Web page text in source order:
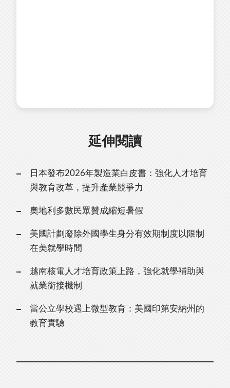
延伸閱讀
日本發布2026年製造業白皮書：強化人才培育
與教育改革，提升產業競爭力
奧地利多數民眾贊成縮短暑假
美國計劃廢除外國學生身分有效期制度以限制
在美就學時間
越南核電人才培育政策上路，強化就學補助與
就業銜接機制
當公立學校遇上微型教育：美國印第安納州的
教育實驗